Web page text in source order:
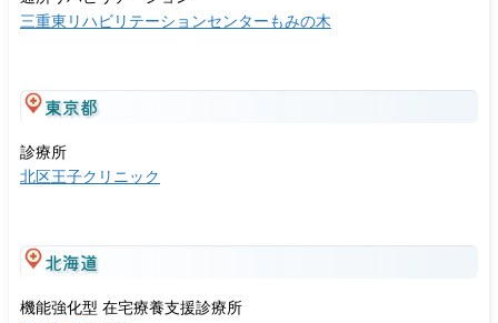
三重東リハビリテーションセンターもみの木
東京都
診療所
北区王子クリニック
北海道
機能強化型 在宅療養支援診療所